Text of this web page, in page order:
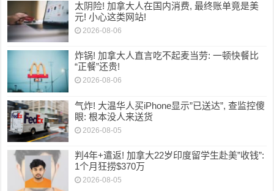
太阴险! 加拿大人在国内消费, 最终账单竟是美
元! 小心这类网站!
2026-08-06
炸锅! 加拿大人直言吃不起麦当劳: 一顿快餐比
“正餐”还贵!
2026-08-06
气炸! 大温华人买iPhone显示”已送达”, 查监控傻
眼: 根本没人来送货
2026-08-05
判4年+遣返! 加拿大22岁印度留学生赴美”收钱”:
1个月狂捞$370万
2026-08-05